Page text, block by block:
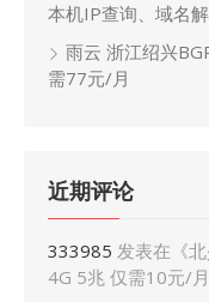
本机IP查询、域名
雨云 浙江绍兴
需77元/月
近期评论
333985 发表在《
4G 5兆 仅需10元/月